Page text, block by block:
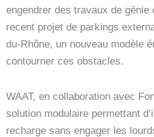
engendrer des travaux de
recent projet de parkings
du-Rhône, un nouveau modèle
contourner ces obstacles.
WAAT, en collaboration avec
solution modulaire permettant
recharge sans engager les